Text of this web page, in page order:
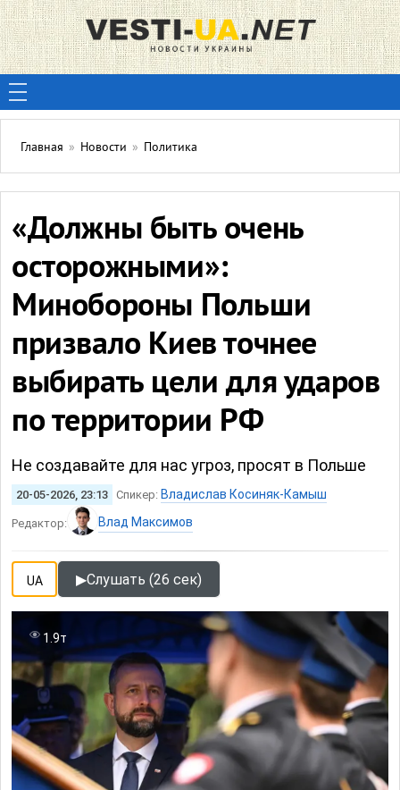
Главная » Новости » Политика
«Должны быть очень
осторожными»:
Минобороны Польши
призвало Киев точнее
выбирать цели для ударов
по территории РФ
Не создавайте для нас угроз, просят в Польше
20-05-2026, 23:13 Спикер: Владислав Косиняк-Камыш
Редактор: Влад Максимов
UA ▶Слушать (26 сек)
1.9т